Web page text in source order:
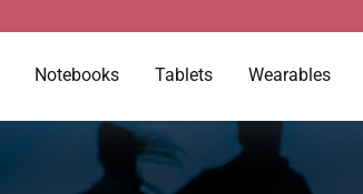
Notebooks Tablets Wearables